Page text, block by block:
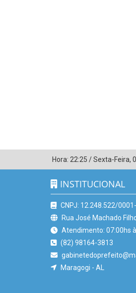
Hora: 22:25 /Sexta-Feira,
INSTITUCIONAL
CNPJ: 12.248.522/
Rua José Machado
Atendimento: 07:00hs
(82) 98164-3813
Maragogi - AL